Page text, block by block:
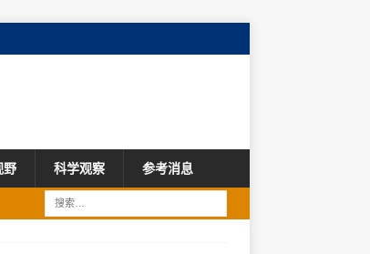
野 科学观察 参考消息